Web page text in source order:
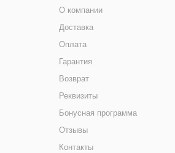
О компании
Доставка
Оплата
Гарантия
Возврат
Реквизиты
Бонусная программа
Отзывы
Контакты